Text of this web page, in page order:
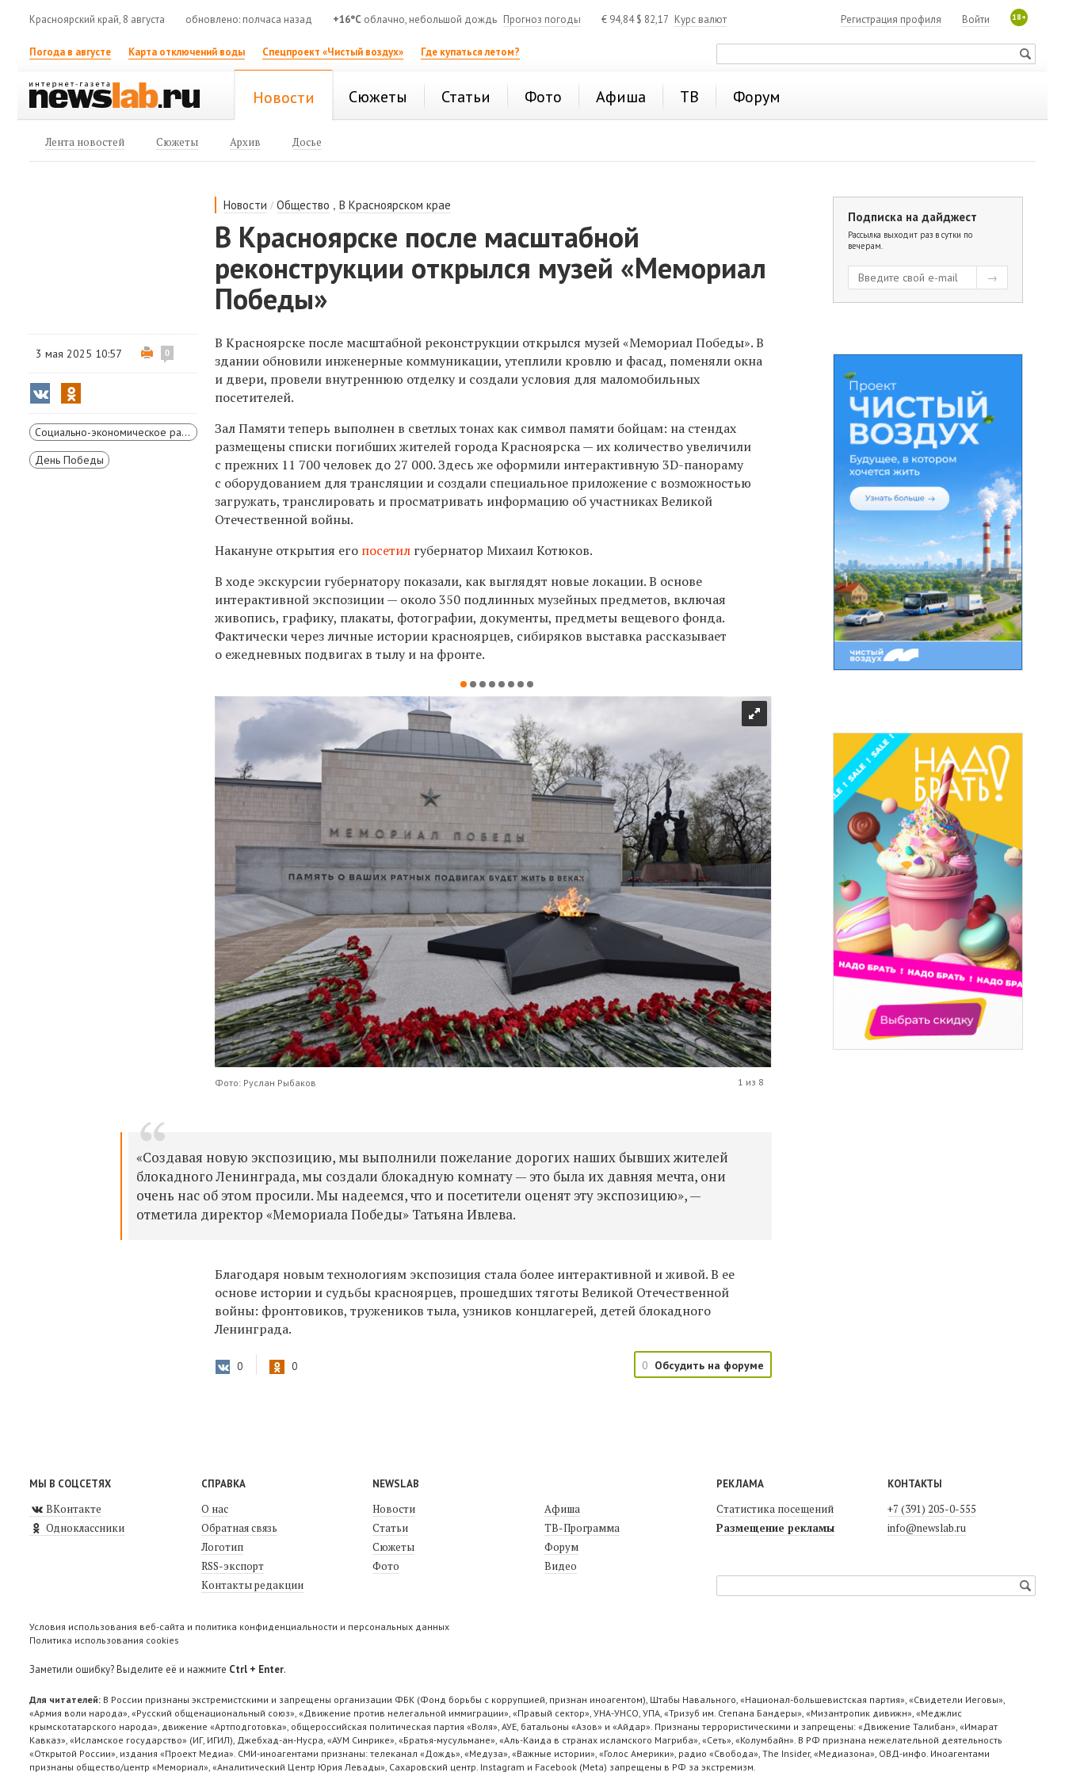
Красноярский край, 8 августа обновлено: полчаса назад +16°C облачно, небольшой дождь Прогноз погоды € 94,84$ 82,17 Курс валют 18+
Войти
Регистрация профиля
Погода в августе Карта отключений воды Спецпроект «Чистый воздух» Где купаться летом?
Новости Сюжеты Статьи Фото Афиша ТВ Форум
Лента новостей Сюжеты Архив Досье
Новости /Общество ,В Красноярском крае
В Красноярске после масштабной
реконструкции открылся музей «Мемориал
Победы»
3 мая 2025 10:57 0
Социально-экономическое развитие Красноярского края
День Победы
В Красноярске после масштабной реконструкции открылся музей «Мемориал Победы». В
здании обновили инженерные коммуникации, утеплили кровлю и фасад, поменяли окна
и двери, провели внутреннюю отделку и создали условия для маломобильных
посетителей.
Зал Памяти теперь выполнен в светлых тонах как символ памяти бойцам: на стендах
размещены списки погибших жителей города Красноярска — их количество увеличили
с прежних 11 700 человек до 27 000. Здесь же оформили интерактивную 3D-панораму
с оборудованием для трансляции и создали специальное приложение с возможностью
загружать, транслировать и просматривать информацию об участниках Великой
Отечественной войны.
Накануне открытия его посетил губернатор Михаил Котюков.
В ходе экскурсии губернатору показали, как выглядят новые локации. В основе
интерактивной экспозиции — около 350 подлинных музейных предметов, включая
живопись, графику, плакаты, фотографии, документы, предметы вещевого фонда.
Фактически через личные истории красноярцев, сибиряков выставка рассказывает
о ежедневных подвигах в тылу и на фронте.
Фото: Руслан Рыбаков 1 из 8
«Создавая новую экспозицию, мы выполнили пожелание дорогих наших бывших жителей
блокадного Ленинграда, мы создали блокадную комнату — это была их давняя мечта, они
очень нас об этом просили. Мы надеемся, что и посетители оценят эту экспозицию», —
отметила директор «Мемориала Победы» Татьяна Ивлева.
Благодаря новым технологиям экспозиция стала более интерактивной и живой. В ее
основе истории и судьбы красноярцев, прошедших тяготы Великой Отечественной
войны: фронтовиков, тружеников тыла, узников концлагерей, детей блокадного
Ленинграда.
0 0 0 Обсудить на форуме
Подписка на дайджест
Рассылка выходит раз в сутки по
вечерам.
МЫ В СОЦСЕТЯХ
ВКонтакте
Одноклассники
СПРАВКА
О нас
Обратная связь
Логотип
RSS-экспорт
Контакты редакции
NEWSLAB
Новости
Статьи
Сюжеты
Фото
Афиша
ТВ-Программа
Форум
Видео
РЕКЛАМА
Статистика посещений
Размещение рекламы
КОНТАКТЫ
+7 (391) 205-0-555
info@newslab.ru
Условия использования веб-сайта и политика конфиденциальности и персональных данных
Политика использования cookies
Заметили ошибку? Выделите её и нажмите Ctrl + Enter.
Для читателей: В России признаны экстремистскими и запрещены организации ФБК (Фонд борьбы с коррупцией, признан иноагентом), Штабы Навального, «Национал-большевистская партия», «Свидетели Иеговы»,
«Армия воли народа», «Русский общенациональный союз», «Движение против нелегальной иммиграции», «Правый сектор», УНА-УНСО, УПА, «Тризуб им. Степана Бандеры», «Мизантропик дивижн», «Меджлис
крымскотатарского народа», движение «Артподготовка», общероссийская политическая партия «Воля», АУЕ, батальоны «Азов» и «Айдар». Признаны террористическими и запрещены: «Движение Талибан», «Имарат
Кавказ», «Исламское государство» (ИГ, ИГИЛ), Джебхад-ан-Нусра, «АУМ Синрике», «Братья-мусульмане», «Аль-Каида в странах исламского Магриба», «Сеть», «Колумбайн». В РФ признана нежелательной деятельность
«Открытой России», издания «Проект Медиа». СМИ-иноагентами признаны: телеканал «Дождь», «Медуза», «Важные истории», «Голос Америки», радио «Свобода», The Insider, «Медиазона», ОВД-инфо. Иноагентами
признаны общество/центр «Мемориал», «Аналитический Центр Юрия Левады», Сахаровский центр. Instagram и Facebook (Metа) запрещены в РФ за экстремизм.